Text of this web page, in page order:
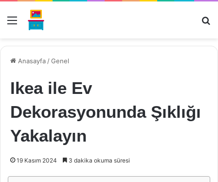
Menü
Anasayfa /Genel
Ikea ile Ev
Dekorasyonunda Şıklığı
Yakalayın
19 Kasım 2024 3 dakika okuma süresi